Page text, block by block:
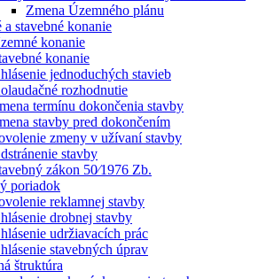
Zmena Územného plánu
a stavebné konanie
konanie
konanie
jednoduchých stavieb
rozhodnutie
termínu dokončenia stavby
stavby pred dokončením
zmeny v užívaní stavby
stavby
zákon 50⁄1976 Zb.
poriadok
reklamnej stavby
drobnej stavby
udržiavacích prác
stavebných úprav
štruktúra